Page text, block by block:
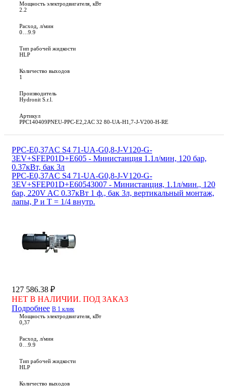
Мощность электродвигателя, кВт
2.2
Расход, л/мин
0…9.9
Тип рабочей жидкости
HLP
Количество выходов
1
Производитель
Hydronit S.r.l.
Артикул
PPC140409PNEU-PPC-E2,2AC 32 80-UA-H1,7-J-V200-H-RE
PPC-E0,37AC S4 71-UA-G0,8-J-V120-G-
3EV+SFEP01D+E605 - Министанция 1.1л/мин, 120 бар,
0.37кВт, бак 3л
PPC-E0,37AC S4 71-UA-G0,8-J-V120-G-
3EV+SFEP01D+E60543007 - Министанция, 1.1л/мин., 120
бар, 220V AC 0.37кВт 1 ф., бак 3л, вертикальный монтаж,
лапы, Р и Т = 1/4 внутр.
127 586.38 ₽
НЕТ В НАЛИЧИИ. ПОД ЗАКАЗ
Подробнее В 1 клик
Мощность электродвигателя, кВт
0,37
Расход, л/мин
0…9.9
Тип рабочей жидкости
HLP
Количество выходов